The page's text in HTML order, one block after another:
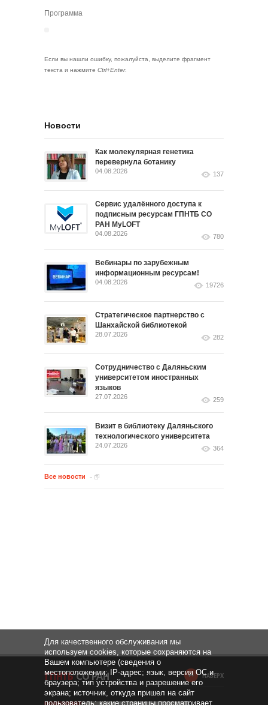
Программа
Если вы нашли ошибку, пожалуйста, выделите фрагмент
текста и нажмите Ctrl+Enter.
Новости
Как молекулярная генетика
перевернула ботанику
04.08.2026 137
Сервис удалённого доступа к
подписным ресурсам ГПНТБ СО
РАН MyLOFT
04.08.2026 780
Вебинары по зарубежным
информационным ресурсам!
04.08.2026 19726
Стратегическое партнерство с
Шанхайской библиотекой
28.07.2026 282
Сотрудничество с Даляньским
университетом иностранных
языков
27.07.2026 259
Визит в библиотеку Даляньского
технологического университета
24.07.2026 364
Все новости
НАВЕРХ
Для качественного обслуживания мы
используем cookies, которые сохраняются на
Вашем компьютере (сведения о
местоположении; IP-адрес; язык, версия ОС и
браузера; тип устройства и разрешение его
экрана; источник, откуда пришел на сайт
пользователь; какие страницы просматривает